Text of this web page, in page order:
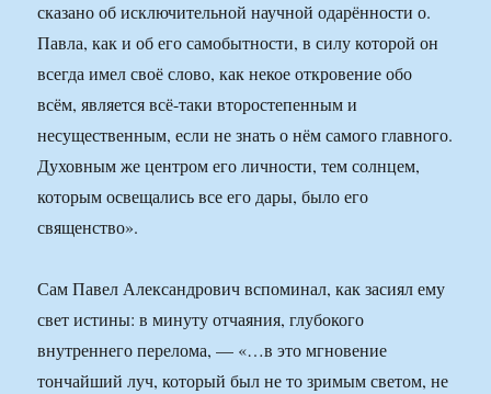
сказано об исключительной научной одарённости о.
Павла, как и об его самобытности, в силу которой он
всегда имел своё слово, как некое откровение обо
всём, является всё-таки второстепенным и
несущественным, если не знать о нём самого главного.
Духовным же центром его личности, тем солнцем,
которым освещались все его дары, было его
священство».
Сам Павел Александрович вспоминал, как засиял ему
свет истины: в минуту отчаяния, глубокого
внутреннего перелома, — «…в это мгновение
тончайший луч, который был не то зримым светом, не